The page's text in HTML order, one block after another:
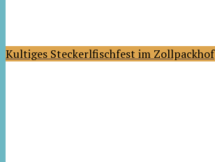
Kultiges Steckerlfischfest im Zollpackhof